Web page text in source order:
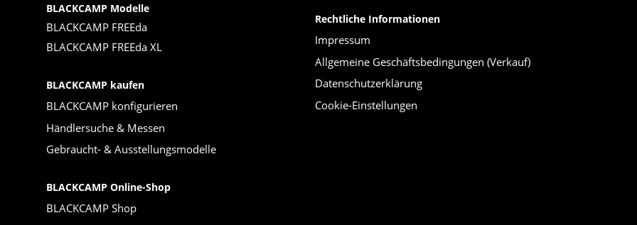
BLACKCAMP Modelle
BLACKCAMP FREEda
BLACKCAMP FREEda XL
BLACKCAMP kaufen
BLACKCAMP konfigurieren
Händlersuche & Messen
Gebraucht- & Ausstellungsmodelle
BLACKCAMP Online-Shop
BLACKCAMP Shop
Rechtliche Informationen
Impressum
Allgemeine Geschäftsbedingungen (Verkauf)
Datenschutzerklärung
Cookie-Einstellungen